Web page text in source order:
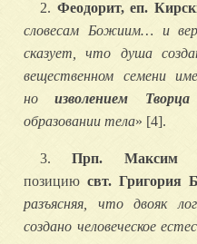
2. Феодорит, еп.
словесам Божиим… и
сказует, что душа
вещественном семени
ноизволением
образовании тела» [4].
3.Прп. Максим
позицию свт. Григория
разъясняя, что двояк
создано человеческое